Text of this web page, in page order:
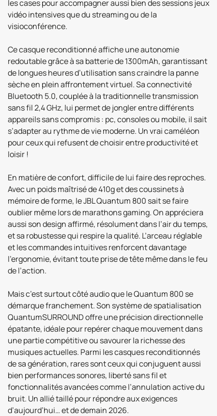
les cases pour accompagner aussi bien des sessions jeux
vidéo intensives que du streaming ou de la
visioconférence.
Ce casque reconditionné affiche une autonomie
redoutable grâce à sa batterie de 1300mAh, garantissant
de longues heures d’utilisation sans craindre la panne
sèche en plein affrontement virtuel. Sa connectivité
Bluetooth 5.0, couplée à la traditionnelle transmission
sans fil 2,4 GHz, lui permet de jongler entre différents
appareils sans compromis : pc, consoles ou mobile, il sait
s’adapter au rythme de vie moderne. Un vrai caméléon
pour ceux qui refusent de choisir entre productivité et
loisir !
En matière de confort, difficile de lui faire des reproches.
Avec un poids maîtrisé de 410g et des coussinets à
mémoire de forme, le JBL Quantum 800 sait se faire
oublier même lors de marathons gaming. On appréciera
aussi son design affirmé, résolument dans l’air du temps,
et sa robustesse qui respire la qualité. L’arceau réglable
et les commandes intuitives renforcent davantage
l’ergonomie, évitant toute prise de tête même dans le feu
de l’action.
Mais c’est surtout côté audio que le Quantum 800 se
démarque franchement. Son système de spatialisation
QuantumSURROUND offre une précision directionnelle
épatante, idéale pour repérer chaque mouvement dans
une partie compétitive ou savourer la richesse des
musiques actuelles. Parmi les casques reconditionnés
de sa génération, rares sont ceux qui conjuguent aussi
bien performances sonores, liberté sans fil et
fonctionnalités avancées comme l’annulation active du
bruit. Un allié taillé pour répondre aux exigences
d’aujourd’hui… et de demain 2026.